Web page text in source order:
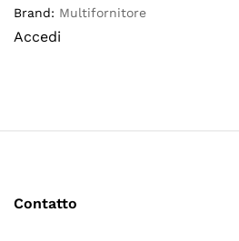
Brand: Multifornitore
Accedi
Contatto